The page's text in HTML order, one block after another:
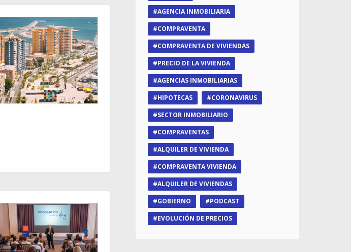
AGENCIA INMOBILIARIA
COMPRAVENTA
COMPRAVENTA DE VIVIENDAS
PRECIO DE LA VIVIENDA
AGENCIAS INMOBILIARIAS
HIPOTECAS
CORONAVIRUS
SECTOR INMOBILIARIO
COMPRAVENTAS
ALQUILER DE VIVIENDA
COMPRAVENTA VIVIENDA
ALQUILER DE VIVIENDAS
GOBIERNO
PODCAST
EVOLUCIÓN DE PRECIOS